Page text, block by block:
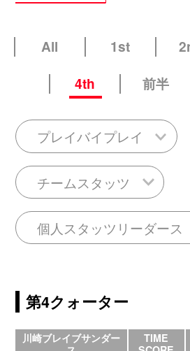
All 1st
4th
前半
プレイバイプレイ
チームスタッツ
個人スタッツリーダース
第4クォーター
川崎ブレイブサンダー
TIME